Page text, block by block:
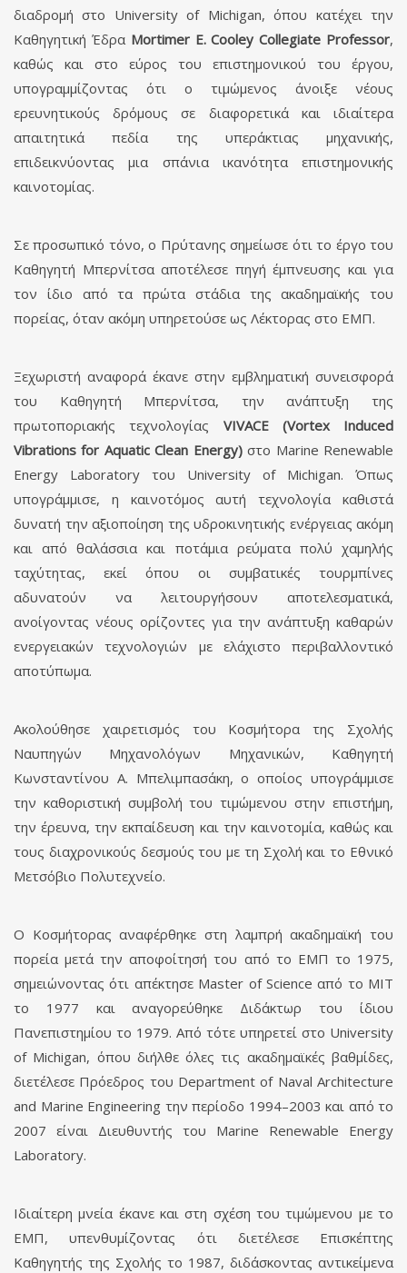
διαδρομή στο University of Michigan, όπου κατέχει την
Καθηγητική Έδρα Mortimer E. Cooley Collegiate Professor,
καθώς και στο εύρος του επιστημονικού του έργου,
υπογραμμίζοντας ότι ο τιμώμενος άνοιξε νέους
ερευνητικούς δρόμους σε διαφορετικά και ιδιαίτερα
απαιτητικά πεδία της υπεράκτιας μηχανικής,
επιδεικνύοντας μια σπάνια ικανότητα επιστημονικής
καινοτομίας.
Σε προσωπικό τόνο, ο Πρύτανης σημείωσε ότι το έργο του
Καθηγητή Μπερνίτσα αποτέλεσε πηγή έμπνευσης και για
τον ίδιο από τα πρώτα στάδια της ακαδημαϊκής του
πορείας, όταν ακόμη υπηρετούσε ως Λέκτορας στο ΕΜΠ.
Ξεχωριστή αναφορά έκανε στην εμβληματική συνεισφορά
του Καθηγητή Μπερνίτσα, την ανάπτυξη της
πρωτοποριακής τεχνολογίας VIVACE (Vortex Induced
Vibrations for Aquatic Clean Energy)στο Marine Renewable
Energy Laboratory του University of Michigan. Όπως
υπογράμμισε, η καινοτόμος αυτή τεχνολογία καθιστά
δυνατή την αξιοποίηση της υδροκινητικής ενέργειας ακόμη
και από θαλάσσια και ποτάμια ρεύματα πολύ χαμηλής
ταχύτητας, εκεί όπου οι συμβατικές τουρμπίνες
αδυνατούν να λειτουργήσουν αποτελεσματικά,
ανοίγοντας νέους ορίζοντες για την ανάπτυξη καθαρών
ενεργειακών τεχνολογιών με ελάχιστο περιβαλλοντικό
αποτύπωμα.
Ακολούθησε χαιρετισμός του Κοσμήτορα της Σχολής
Ναυπηγών Μηχανολόγων Μηχανικών, Καθηγητή
Κωνσταντίνου Α. Μπελιμπασάκη, ο οποίος υπογράμμισε
την καθοριστική συμβολή του τιμώμενου στην επιστήμη,
την έρευνα, την εκπαίδευση και την καινοτομία, καθώς και
τους διαχρονικούς δεσμούς του με τη Σχολή και το Εθνικό
Μετσόβιο Πολυτεχνείο.
Ο Κοσμήτορας αναφέρθηκε στη λαμπρή ακαδημαϊκή του
πορεία μετά την αποφοίτησή του από το ΕΜΠ το 1975,
σημειώνοντας ότι απέκτησε Master of Science από το MIT
το 1977 και αναγορεύθηκε Διδάκτωρ του ίδιου
Πανεπιστημίου το 1979. Από τότε υπηρετεί στο University
of Michigan, όπου διήλθε όλες τις ακαδημαϊκές βαθμίδες,
διετέλεσε Πρόεδρος του Department of Naval Architecture
and Marine Engineering την περίοδο 1994–2003 και από το
2007 είναι Διευθυντής του Marine Renewable Energy
Laboratory.
Ιδιαίτερη μνεία έκανε και στη σχέση του τιμώμενου με το
ΕΜΠ, υπενθυμίζοντας ότι διετέλεσε Επισκέπτης
Καθηγητής της Σχολής το 1987, διδάσκοντας αντικείμενα